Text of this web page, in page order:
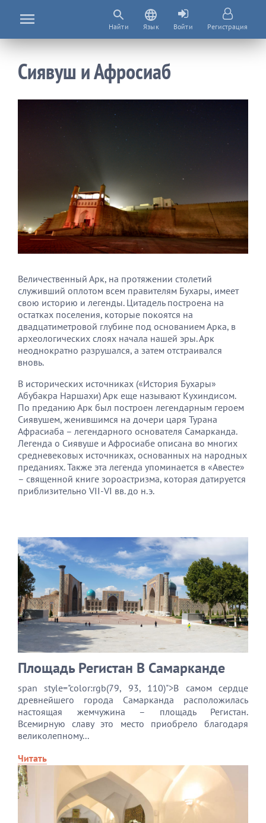
Найти Язык Войти Регистрация
Сиявуш и Афросиаб
Величественный Арк, на протяжении столетий
служивший оплотом всем правителям Бухары, имеет
свою историю и легенды. Цитадель построена на
остатках поселения, которые покоятся на
двадцатиметровой глубине под основанием Арка, в
археологических слоях начала нашей эры. Арк
неоднократно разрушался, а затем отстраивался
вновь.
В исторических источниках («История Бухары»
Абубакра Наршахи) Арк еще называют Кухиндисом.
По преданию Арк был построен легендарным героем
Сиявушем, женившимся на дочери царя Турана
Афрасиаба – легендарного основателя Самарканда.
Легенда о Сиявуше и Афросиабе описана во многих
средневековых источниках, основанных на народных
преданиях. Также эта легенда упоминается в «Авесте»
– священной книге зороастризма, которая датируется
приблизительно VII-VI вв. до н.э.
Площадь Регистан В Самарканде
span style="color:rgb(79, 93, 110)">В самом сердце
древнейшего города Самарканда расположилась
настоящая жемчужина – площадь Регистан.
Всемирную славу это место приобрело благодаря
великолепному...
Читать